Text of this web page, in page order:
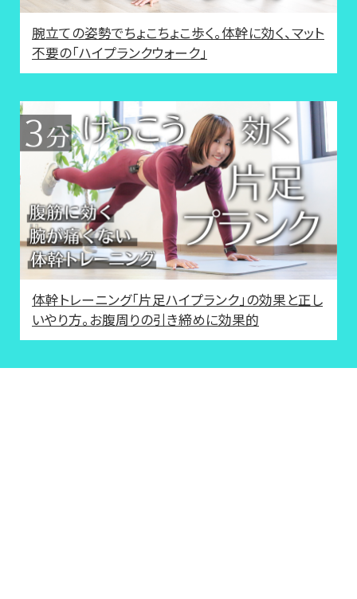
腕立ての姿勢でちょこちょこ歩く。体幹に効く、マット
不要の「ハイプランクウォーク」
体幹トレーニング「片足ハイプランク」の効果と正し
いやり方。お腹周りの引き締めに効果的